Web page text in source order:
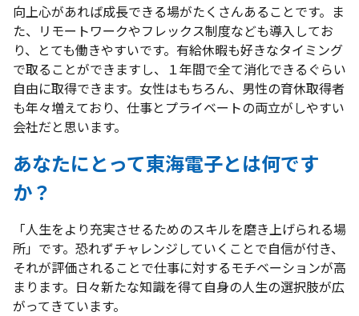
向上心があれば成長できる場がたくさんあることです。ま
た、リモートワークやフレックス制度なども導入してお
り、とても働きやすいです。有給休暇も好きなタイミング
で取ることができますし、１年間で全て消化できるぐらい
自由に取得できます。女性はもちろん、男性の育休取得者
も年々増えており、仕事とプライベートの両立がしやすい
会社だと思います。
あなたにとって東海電子とは何です
か？
「人生をより充実させるためのスキルを磨き上げられる場
所」です。恐れずチャレンジしていくことで自信が付き、
それが評価されることで仕事に対するモチベーションが高
まります。日々新たな知識を得て自身の人生の選択肢が広
がってきています。